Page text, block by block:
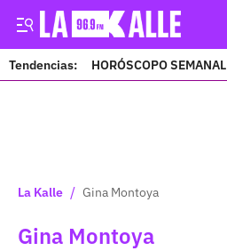
Tendencias: HORÓSCOPO SEMANAL
La Kalle / Gina Montoya
Gina Montoya